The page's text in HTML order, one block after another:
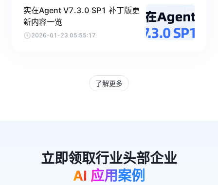
实在Agent V7.3.0 SP1 补丁版更
新内容一览
2026-01-23 05:55:17
了解更多
AI 应用案例